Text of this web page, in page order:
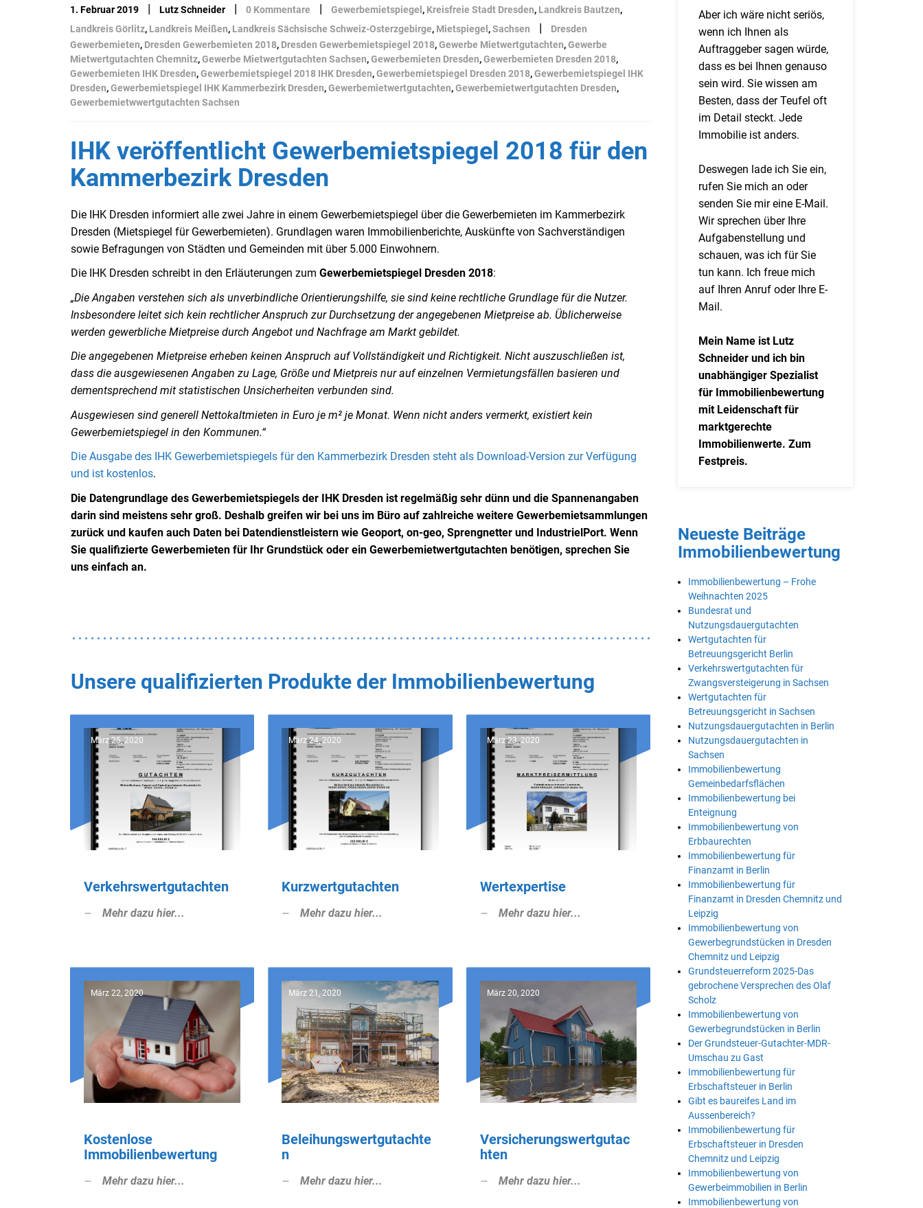
1. Februar 2019 | Lutz Schneider | 0 Kommentare | Gewerbemietspiegel , Kreisfreie Stadt Dresden, Landkreis Bautzen,
Landkreis Görlitz, Landkreis Meißen, Landkreis Sächsische Schweiz-Osterzgebirge, Mietspiegel ,Sachsen |
Dresden
Gewerbemieten, Dresden Gewerbemieten 2018, Dresden Gewerbemietspiegel 2018,Gewerbe Mietwertgutachten,Gewerbe
Mietwertgutachten Chemnitz,Gewerbe Mietwertgutachten Sachsen,Gewerbemieten Dresden,Gewerbemieten Dresden 2018,
Gewerbemieten IHK Dresden,Gewerbemietspiegel 2018 IHK Dresden,Gewerbemietspiegel Dresden 2018,Gewerbemietspiegel IHK
Dresden,Gewerbemietspiegel IHK Kammerbezirk Dresden,Gewerbemietwertgutachten,Gewerbemietwertgutachten Dresden,
Gewerbemietwwertgutachten Sachsen
IHK veröffentlicht Gewerbemietspiegel 2018 für den
Kammerbezirk Dresden
Die IHK Dresden informiert alle zwei Jahre in einem Gewerbemietspiegel über die Gewerbemieten im Kammerbezirk
Dresden (Mietspiegel für Gewerbemieten). Grundlagen waren Immobilienberichte, Auskünfte von Sachverständigen
sowie Befragungen von Städten und Gemeinden mit über 5.000 Einwohnern.
Die IHK Dresden schreibt in den Erläuterungen zum Gewerbemietspiegel Dresden 2018:
„Die Angaben verstehen sich als unverbindliche Orientierungshilfe, sie sind keine rechtliche Grundlage für die Nutzer.
Insbesondere leitet sich kein rechtlicher Anspruch zur Durchsetzung der angegebenen Mietpreise ab. Üblicherweise
werden gewerbliche Mietpreise durch Angebot und Nachfrage am Markt gebildet.
Die angegebenen Mietpreise erheben keinen Anspruch auf Vollständigkeit und Richtigkeit. Nicht auszuschließen ist,
dass die ausgewiesenen Angaben zu Lage, Größe und Mietpreis nur auf einzelnen Vermietungsfällen basieren und
dementsprechend mit statistischen Unsicherheiten verbunden sind.
Ausgewiesen sind generell Nettokaltmieten in Euro je m² je Monat. Wenn nicht anders vermerkt, existiert kein
Gewerbemietspiegel in den Kommunen.“
Die Ausgabe des IHK Gewerbemietspiegels für den Kammerbezirk Dresden steht als Download-Version zur Verfügung
und ist kostenlos.
Die Datengrundlage des Gewerbemietspiegels der IHK Dresden ist regelmäßig sehr dünn und die Spannenangaben
darin sind meistens sehr groß. Deshalb greifen wir bei uns im Büro auf zahlreiche weitere Gewerbemietsammlungen
zurück und kaufen auch Daten bei Datendienstleistern wie Geoport, on-geo, Sprengnetter und IndustrielPort. Wenn
Sie qualifizierte Gewerbemieten für Ihr Grundstück oder ein Gewerbemietwertgutachten benötigen, sprechen Sie
uns einfach an.
Unsere qualifizierten Produkte der Immobilienbewertung
März 25, 2020
Verkehrswertgutachten
Mehr dazu hier...
März 24, 2020
Kurzwertgutachten
Mehr dazu hier...
März 23, 2020
Wertexpertise
Mehr dazu hier...
März 22, 2020
Kostenlose
Immobilienbewertung
Mehr dazu hier...
März 21, 2020
Beleihungswertgutachte
n
Mehr dazu hier...
März 20, 2020
Versicherungswertgutac
hten
Mehr dazu hier...
Aber ich wäre nicht seriös,
wenn ich Ihnen als
Auftraggeber sagen würde,
dass es bei Ihnen genauso
sein wird. Sie wissen am
Besten, dass der Teufel oft
im Detail steckt. Jede
Immobilie ist anders.
Deswegen lade ich Sie ein,
rufen Sie mich an oder
senden Sie mir eine E-Mail.
Wir sprechen über Ihre
Aufgabenstellung und
schauen, was ich für Sie
tun kann. Ich freue mich
auf Ihren Anruf oder Ihre E-
Mail.
Mein Name ist Lutz
Schneider und ich bin
unabhängiger Spezialist
für Immobilienbewertung
mit Leidenschaft für
marktgerechte
Immobilienwerte. Zum
Festpreis.
Neueste Beiträge
Immobilienbewertung
Immobilienbewertung – Frohe
Weihnachten 2025
Bundesrat und
Nutzungsdauergutachten
Wertgutachten für
Betreuungsgericht Berlin
Verkehrswertgutachten für
Zwangsversteigerung in Sachsen
Wertgutachten für
Betreuungsgericht in Sachsen
Nutzungsdauergutachten in Berlin
Nutzungsdauergutachten in
Sachsen
Immobilienbewertung
Gemeinbedarfsflächen
Immobilienbewertung bei
Enteignung
Immobilienbewertung von
Erbbaurechten
Immobilienbewertung für
Finanzamt in Berlin
Immobilienbewertung für
Finanzamt in Dresden Chemnitz und
Leipzig
Immobilienbewertung von
Gewerbegrundstücken in Dresden
Chemnitz und Leipzig
Grundsteuerreform 2025-Das
gebrochene Versprechen des Olaf
Scholz
Immobilienbewertung von
Gewerbegrundstücken in Berlin
Der Grundsteuer-Gutachter-MDR-
Umschau zu Gast
Immobilienbewertung für
Erbschaftsteuer in Berlin
Gibt es baureifes Land im
Aussenbereich?
Immobilienbewertung für
Erbschaftsteuer in Dresden
Chemnitz und Leipzig
Immobilienbewertung von
Gewerbeimmobilien in Berlin
Immobilienbewertung von